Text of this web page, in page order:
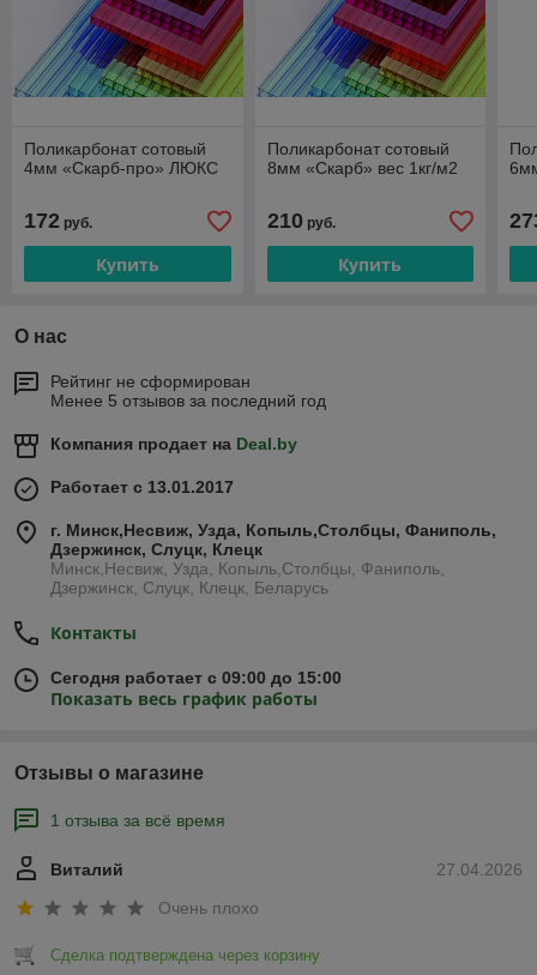
Поликарбонат сотовый
4мм «Скарб-про» ЛЮКС
172 руб.
Купить
Поликарбонат сотовый
8мм «Скарб» вес 1кг/м2
210руб.
Купить
О нас
Рейтинг не сформирован
Менее 5 отзывов за последний год
Компания продает на Deal.by
Работает с 13.01.2017
г. Минск,Несвиж, Узда, Копыль,Столбцы, Фаниполь,
Дзержинск, Слуцк, Клецк
Минск,Несвиж, Узда, Копыль,Столбцы, Фаниполь,
Дзержинск, Слуцк, Клецк, Беларусь
Контакты
Сегодня работает с 09:00 до 15:00
Показать весь график работы
Отзывы о магазине
1 отзыва за всё время
27.04.2026
Виталий
Очень плохо
Сделка подтверждена через корзину